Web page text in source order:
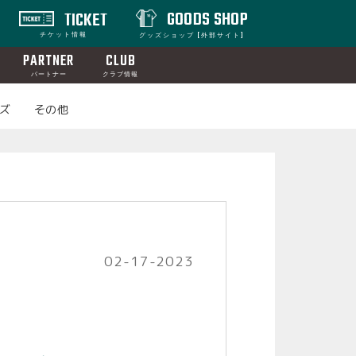
TICKET
チケット情報
GOODS SHOP
グッズショップ [外部サイト]
PARTNER
パートナー
CLUB
クラブ情報
その他
02-17-2023